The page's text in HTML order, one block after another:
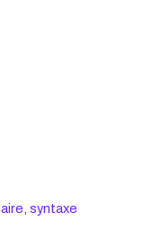
syntaxe